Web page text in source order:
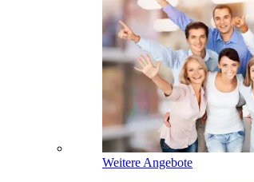
Weitere Angebote